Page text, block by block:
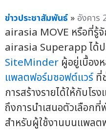
ข่าวประชาสัมพันธ์ » อังคาร
airasia MOVE หรือที่รู้
airasia Superapp ได้ป
SiteMinder ผู้อยู่เบื้อง
แพลตฟอร์มซอฟต์แวร์ ที่
การสร้างรายได้ให้กับโร
ถึงการนำเสนอตัวเลือก
สำหรับผู้ใช้งานบนแพลต